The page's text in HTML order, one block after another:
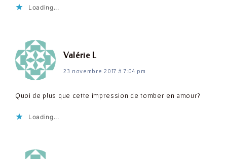
Loading...
Valérie L
23 novembre 2017 à 7:04 pm
Quoi de plus que cette impression de tomber en amour?
Loading...